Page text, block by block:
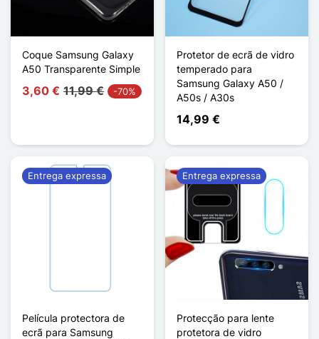
Coque Samsung Galaxy
A50 Transparente Simple
3,60 € 11,99 € -70%
Protetor de ecrã de vidro
temperado para
Samsung Galaxy A50 /
A50s / A30s
14,99 €
Película protectora de
ecrã para Samsung
Entrega expressa
Protecção para lente
protetora de vidro
Entrega expressa